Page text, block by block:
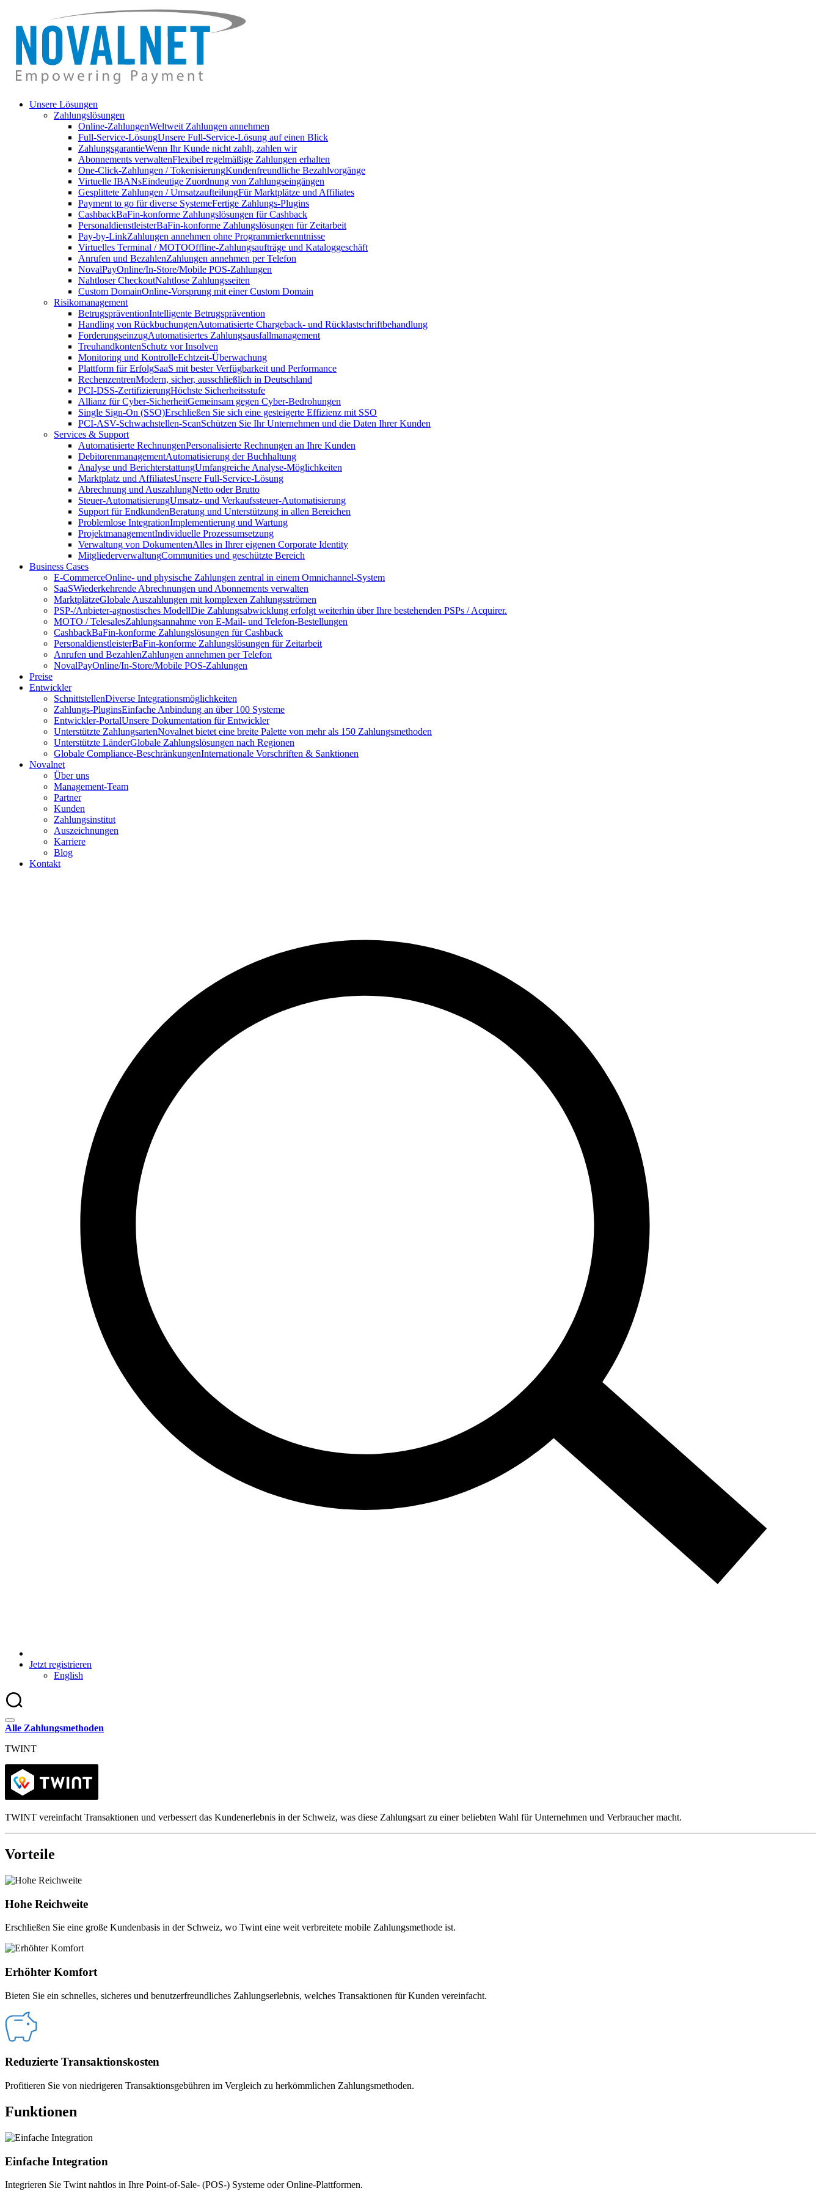
Unsere Lösungen
Zahlungslösungen
Online-ZahlungenWeltweit Zahlungen annehmen
Full-Service-LösungUnsere Full-Service-Lösung auf einen Blick
ZahlungsgarantieWenn Ihr Kunde nicht zahlt, zahlen wir
Abonnements verwaltenFlexibel regelmäßige Zahlungen erhalten
One-Click-Zahlungen / TokenisierungKundenfreundliche Bezahlvorgänge
Virtuelle IBANsEindeutige Zuordnung von Zahlungseingängen
Gesplittete Zahlungen / UmsatzaufteilungFür Marktplätze und Affiliates
Payment to go für diverse SystemeFertige Zahlungs-Plugins
CashbackBaFin-konforme Zahlungslösungen für Cashback
PersonaldienstleisterBaFin-konforme Zahlungslösungen für Zeitarbeit
Pay-by-LinkZahlungen annehmen ohne Programmierkenntnisse
Virtuelles Terminal / MOTOOffline-Zahlungsaufträge und Kataloggeschäft
Anrufen und BezahlenZahlungen annehmen per Telefon
NovalPayOnline/In-Store/Mobile POS-Zahlungen
Nahtloser CheckoutNahtlose Zahlungsseiten
Custom DomainOnline-Vorsprung mit einer Custom Domain
Risikomanagement
BetrugspräventionIntelligente Betrugsprävention
Handling von RückbuchungenAutomatisierte Chargeback- und Rücklastschriftbehandlung
ForderungseinzugAutomatisiertes Zahlungsausfallmanagement
TreuhandkontenSchutz vor Insolven
Monitoring und KontrolleEchtzeit-Überwachung
Plattform für ErfolgSaaS mit bester Verfügbarkeit und Performance
RechenzentrenModern, sicher, ausschließlich in Deutschland
PCI-DSS-ZertifizierungHöchste Sicherheitsstufe
Allianz für Cyber-SicherheitGemeinsam gegen Cyber-Bedrohungen
Single Sign-On (SSO)Erschließen Sie sich eine gesteigerte Effizienz mit SSO
PCI-ASV-Schwachstellen-ScanSchützen Sie Ihr Unternehmen und die Daten Ihrer Kunden
Services & Support
Automatisierte RechnungenPersonalisierte Rechnungen an Ihre Kunden
DebitorenmanagementAutomatisierung der Buchhaltung
Analyse und BerichterstattungUmfangreiche Analyse-Möglichkeiten
Marktplatz und AffiliatesUnsere Full-Service-Lösung
Abrechnung und AuszahlungNetto oder Brutto
Steuer-AutomatisierungUmsatz- und Verkaufssteuer-Automatisierung
Support für EndkundenBeratung und Unterstützung in allen Bereichen
Problemlose IntegrationImplementierung und Wartung
ProjektmanagementIndividuelle Prozessumsetzung
Verwaltung von DokumentenAlles in Ihrer eigenen Corporate Identity
MitgliederverwaltungCommunities und geschützte Bereich
Business Cases
E-CommerceOnline- und physische Zahlungen zentral in einem Omnichannel-System
SaaSWiederkehrende Abrechnungen und Abonnements verwalten
MarktplätzeGlobale Auszahlungen mit komplexen Zahlungsströmen
PSP-/Anbieter‑agnostisches ModellDie Zahlungsabwicklung erfolgt weiterhin über Ihre bestehenden PSPs / Acquirer.
MOTO / TelesalesZahlungsannahme von E-Mail- und Telefon-Bestellungen
CashbackBaFin-konforme Zahlungslösungen für Cashback
PersonaldienstleisterBaFin-konforme Zahlungslösungen für Zeitarbeit
Anrufen und BezahlenZahlungen annehmen per Telefon
NovalPayOnline/In-Store/Mobile POS-Zahlungen
Preise
Entwickler
SchnittstellenDiverse Integrationsmöglichkeiten
Zahlungs-PluginsEinfache Anbindung an über 100 Systeme
Entwickler-PortalUnsere Dokumentation für Entwickler
Unterstützte ZahlungsartenNovalnet bietet eine breite Palette von mehr als 150 Zahlungsmethoden
Unterstützte LänderGlobale Zahlungslösungen nach Regionen
Globale Compliance-BeschränkungenInternationale Vorschriften & Sanktionen
Novalnet
Über uns
Management-Team
Partner
Kunden
Zahlungsinstitut
Auszeichnungen
Karriere
Blog
Kontakt
Jetzt registrieren
English
Alle Zahlungsmethoden
TWINT
TWINT vereinfacht Transaktionen und verbessert das Kundenerlebnis in der Schweiz, was diese Zahlungsart zu einer beliebten Wahl für Unternehmen und Verbraucher macht.
Vorteile
Hohe Reichweite
Erschließen Sie eine große Kundenbasis in der Schweiz, wo Twint eine weit verbreitete mobile Zahlungsmethode ist.
Erhöhter Komfort
Bieten Sie ein schnelles, sicheres und benutzerfreundliches Zahlungserlebnis, welches Transaktionen für Kunden vereinfacht.
Reduzierte Transaktionskosten
Profitieren Sie von niedrigeren Transaktionsgebühren im Vergleich zu herkömmlichen Zahlungsmethoden.
Funktionen
Einfache Integration
Integrieren Sie Twint nahtlos in Ihre Point-of-Sale- (POS-) Systeme oder Online-Plattformen.